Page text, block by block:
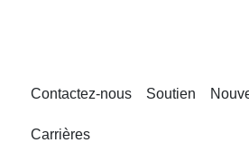
navigation
Contactez-nous Soutien
Carrières